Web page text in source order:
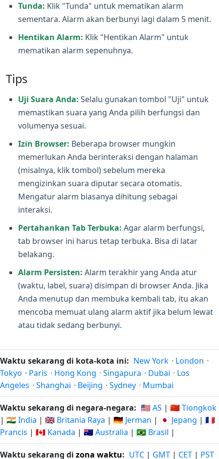
Tunda: Klik "Tunda" untuk mematikan alarm
sementara. Alarm akan berbunyi lagi dalam 5 menit.
Hentikan Alarm: Klik "Hentikan Alarm" untuk
mematikan alarm sepenuhnya.
Tips
Uji Suara Anda: Selalu gunakan tombol "Uji" untuk
memastikan suara yang Anda pilih berfungsi dan
volumenya sesuai.
Izin Browser: Beberapa browser mungkin
memerlukan Anda berinteraksi dengan halaman
(misalnya, klik tombol) sebelum mereka
mengizinkan suara diputar secara otomatis.
Mengatur alarm biasanya dihitung sebagai
interaksi.
Pertahankan Tab Terbuka: Agar alarm berfungsi,
tab browser ini harus tetap terbuka. Bisa di latar
belakang.
Alarm Persisten: Alarm terakhir yang Anda atur
(waktu, label, suara) disimpan di browser Anda. Jika
Anda menutup dan membuka kembali tab, itu akan
mencoba memuat ulang alarm aktif jika belum lewat
atau tidak sedang berbunyi.
Waktu sekarang di kota-kota ini: New York · London ·
Tokyo · Paris · Hong Kong · Singapura · Dubai · Los
Angeles · Shanghai · Beijing · Sydney · Mumbai
Waktu sekarang di negara-negara: 🇺🇸 AS | 🇨🇳 Tiongkok
| 🇮🇳 India | 🇬🇧 Britania Raya | 🇩🇪 Jerman | 🇯🇵 Jepang | 🇫🇷
Prancis | 🇨🇦 Kanada | 🇦🇺 Australia | 🇧🇷 Brasil |
Waktu sekarang di zona waktu: UTC | GMT | CET | PST